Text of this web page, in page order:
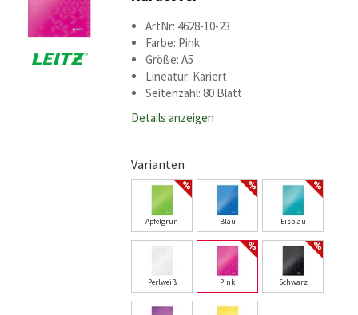
ArtNr: 4628-10-23
Farbe: Pink
Größe: A5
Lineatur: Kariert
Seitenzahl: 80 Blatt
Details anzeigen
Varianten
Apfelgrün Blau Eisblau
Perlweiß Pink Schwarz